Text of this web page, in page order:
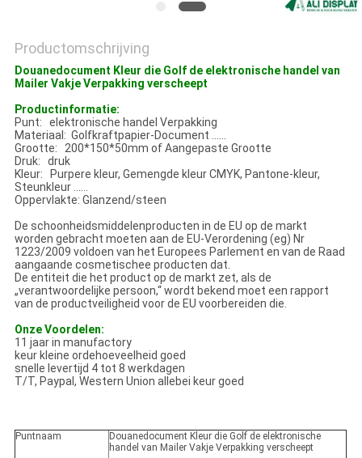
Productomschrijving
Douanedocument Kleur die Golf de elektronische handel van
Mailer Vakje Verpakking verscheept
Productinformatie:
Punt: elektronische handel Verpakking
Materiaal: Golfkraftpapier-Document ......
Grootte: 200*150*50mm of Aangepaste Grootte
Druk: druk
Kleur: Purpere kleur, Gemengde kleur CMYK, Pantone-kleur,
Steunkleur ......
Oppervlakte: Glanzend/steen
De schoonheidsmiddelenproducten in de EU op de markt
worden gebracht moeten aan de EU-Verordening (eg) Nr
1223/2009 voldoen van het Europees Parlement en van de Raad
aangaande cosmetischee producten dat.
De entiteit die het product op de markt zet, als de
„verantwoordelijke persoon,“ wordt bekend moet een rapport
van de productveiligheid voor de EU voorbereiden die.
Onze Voordelen:
11 jaar in manufactory
keur kleine ordehoeveelheid goed
snelle levertijd 4 tot 8 werkdagen
T/T, Paypal, Western Union allebei keur goed
Puntnaam
Douanedocument Kleur die Golf de elektronische
handel van Mailer Vakje Verpakking verscheept